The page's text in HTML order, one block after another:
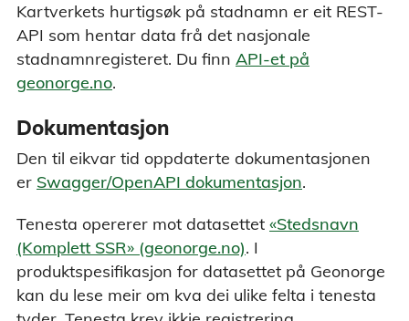
Kartverkets hurtigsøk på stadnamn er eit REST-
API som hentar data frå det nasjonale
stadnamnregisteret. Du finn API-et på
geonorge.no.
Dokumentasjon
Den til eikvar tid oppdaterte dokumentasjonen
er Swagger/OpenAPI dokumentasjon.
Tenesta opererer mot datasettet «Stedsnavn
(Komplett SSR» (geonorge.no). I
produktspesifikasjon for datasettet på Geonorge
kan du lese meir om kva dei ulike felta i tenesta